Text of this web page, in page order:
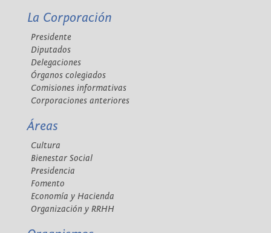
La Corporación
Presidente
Diputados
Delegaciones
Órganos colegiados
Comisiones informativas
Corporaciones anteriores
Áreas
Cultura
Bienestar Social
Presidencia
Fomento
Economía y Hacienda
Organización y RRHH